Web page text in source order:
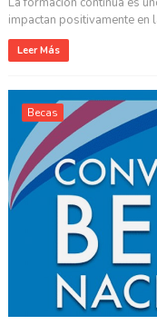
impactan positivamente en
Leer Más
Becas